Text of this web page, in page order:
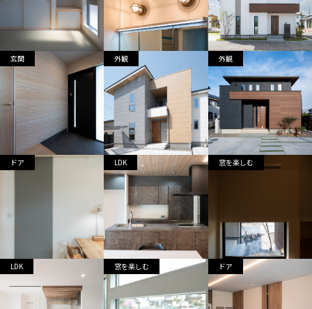
玄関 外観 外観
ドア LDK 窓を楽しむ
LDK 窓を楽しむ ドア